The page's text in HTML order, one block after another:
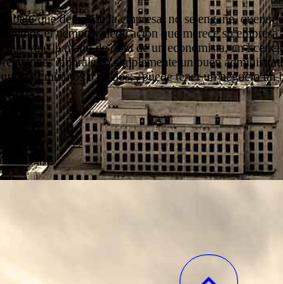
que demande la empresa, no se engañe,
el tiempo y dedicación que merece su
que vale la mano de obra de un economista, un
laborales o simplemente un buen
30 minutos o menos; ¿puede tener un negocio un